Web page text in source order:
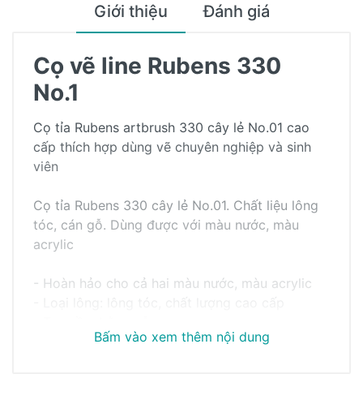
Giới thiệu Đánh giá
Cọ vẽ line Rubens 330
No.1
Cọ tỉa Rubens artbrush 330 cây lẻ No.01 cao
cấp thích hợp dùng vẽ chuyên nghiệp và sinh
viên
Cọ tỉa Rubens 330 cây lẻ No.01. Chất liệu lông
tóc, cán gỗ. Dùng được với màu nước, màu
acrylic
- Hoàn hảo cho cả hai màu nước, màu acrylic
- Phạm vi người dùng: Người mới bắt đầu cho
Bấm vào xem thêm nội dung